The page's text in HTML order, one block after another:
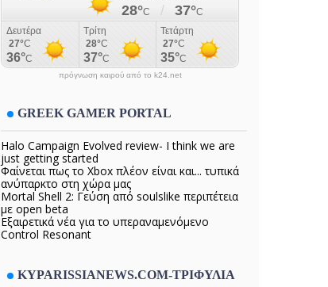
πρόγνωση καιρού από το k24.net
GREEK GAMER PORTAL
Halo Campaign Evolved review- I think we are
just getting started
Φαίνεται πως το Xbox πλέον είναι και... τυπικά
ανύπαρκτο στη χώρα μας
Mortal Shell 2: Γεύση από soulslike περιπέτεια
με open beta
Εξαιρετικά νέα για το υπεραναμενόμενο
Control Resonant
KYPARISSIANEWS.COM-ΤΡΙΦΥΛΙΑ